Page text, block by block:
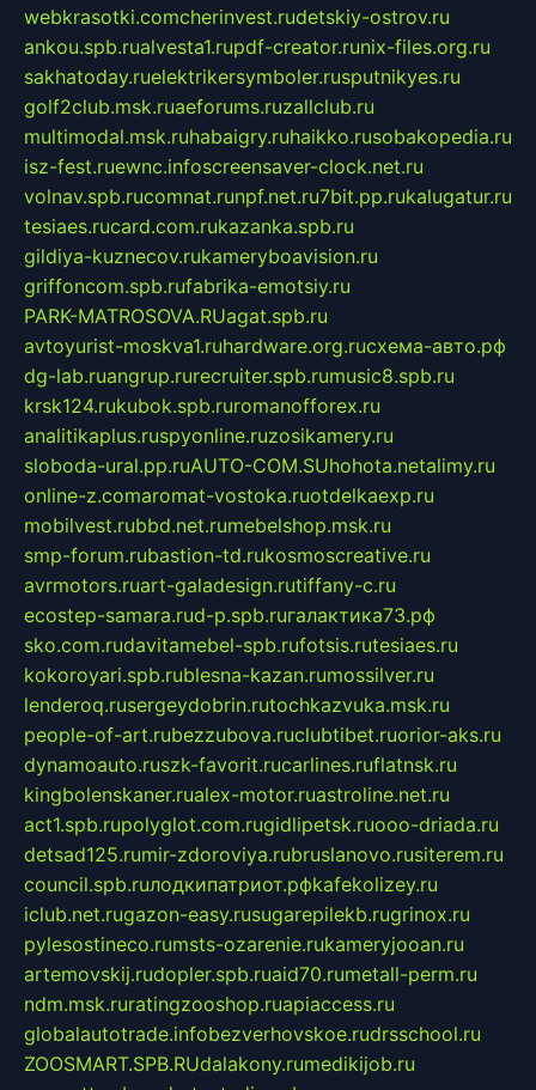
webkrasotki.comcherinvest.rudetskiy-ostrov.ru
ankou.spb.rualvesta1.rupdf-creator.runix-files.org.ru
sakhatoday.ruelektrikersymboler.rusputnikyes.ru
golf2club.msk.ruaeforums.ruzallclub.ru
multimodal.msk.ruhabaigry.ruhaikko.rusobakopedia.ru
isz-fest.ruewnc.infoscreensaver-clock.net.ru
volnav.spb.rucomnat.runpf.net.ru7bit.pp.rukalugatur.ru
tesiaes.rucard.com.rukazanka.spb.ru
gildiya-kuznecov.rukameryboavision.ru
griffoncom.spb.rufabrika-emotsiy.ru
PARK-MATROSOVA.RUagat.spb.ru
avtoyurist-moskva1.ruhardware.org.ruсхема-авто.рф
dg-lab.ruangrup.rurecruiter.spb.rumusic8.spb.ru
krsk124.rukubok.spb.ruromanofforex.ru
analitikaplus.ruspyonline.ruzosikamery.ru
sloboda-ural.pp.ruAUTO-COM.SUhohota.netalimy.ru
online-z.comaromat-vostoka.ruotdelkaexp.ru
mobilvest.rubbd.net.rumebelshop.msk.ru
smp-forum.rubastion-td.rukosmoscreative.ru
avrmotors.ruart-galadesign.rutiffany-c.ru
ecostep-samara.rud-p.spb.ruгалактика73.рф
sko.com.rudavitamebel-spb.rufotsis.rutesiaes.ru
kokoroyari.spb.rublesna-kazan.rumossilver.ru
lenderoq.rusergeydobrin.rutochkazvuka.msk.ru
people-of-art.rubezzubova.ruclubtibet.ruorior-aks.ru
dynamoauto.ruszk-favorit.rucarlines.ruflatnsk.ru
kingbolenskaner.rualex-motor.ruastroline.net.ru
act1.spb.rupolyglot.com.rugidlipetsk.ruooo-driada.ru
detsad125.rumir-zdoroviya.rubruslanovo.rusiterem.ru
council.spb.ruлодкипатриот.рфkafekolizey.ru
iclub.net.rugazon-easy.rusugarepilekb.rugrinox.ru
pylesostineco.rumsts-ozarenie.rukameryjooan.ru
artemovskij.rudopler.spb.ruaid70.rumetall-perm.ru
ndm.msk.ruratingzooshop.ruapiaccess.ru
globalautotrade.infobezverhovskoe.rudrsschool.ru
ZOOSMART.SPB.RUdalakony.rumedikijob.ru